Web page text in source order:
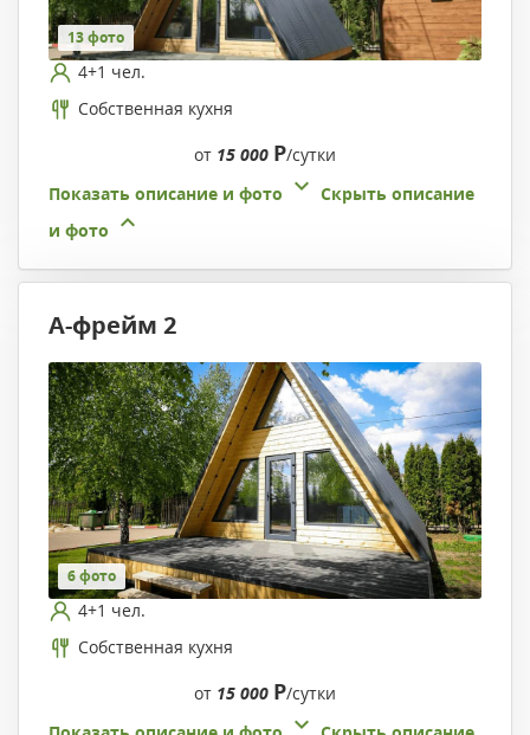
13 фото
4+1 чел.
Собственная кухня
от 15 000 Р/сутки
Показать описание и фото
Скрыть описание
и фото
А-фрейм 2
6 фото
4+1 чел.
Собственная кухня
от 15 000 Р/сутки